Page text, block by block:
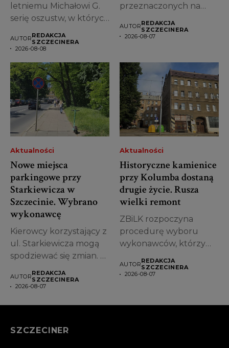
letniemu Michałowi G.
serię oszustw, w których
AUTORREDAKCJA
SZCZECINERA
2026-08-08
przeznaczonych na
najstarszych obiektów...
AUTORREDAKCJA
SZCZECINERA
2026-08-07
Aktualności
Nowe miejsca
parkingowe przy
Starkiewicza w
Szczecinie. Wybrano
wykonawcę
Kierowcy korzystający z
ul. Starkiewicza mogą
spodziewać się zmian. W
AUTORREDAKCJA
SZCZECINERA
2026-08-07
Aktualności
Historyczne kamienice
przy Kolumba dostaną
drugie życie. Rusza
wielki remont
ZBiLK rozpoczyna
procedurę wyboru
wykonawców, którzy
modernizacją
AUTORREDAKCJA
SZCZECINERA
2026-08-07
SZCZECINER